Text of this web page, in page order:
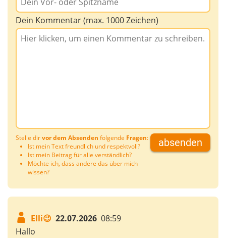
Dein Kommentar (max. 1000 Zeichen)
Stelle dirvor dem Absenden folgende Fragen:
Ist mein Text freundlich und respektvoll?
Ist mein Beitrag für alle verständlich?
Möchte ich, dass andere das über mich
wissen?
absenden
Elli😉 22.07.2026 08:59
Hallo